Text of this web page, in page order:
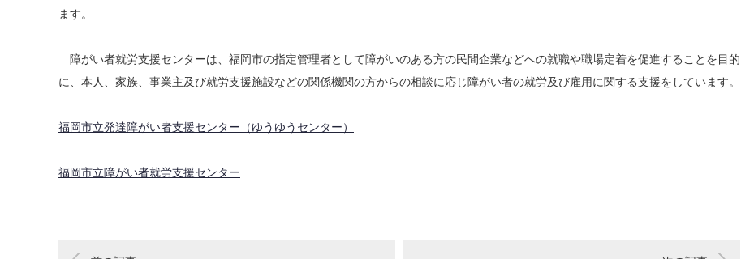
ます。
障がい者就労支援センターは、福岡市の指定管理者として障がいのある方の民間企業などへの就職や職場定着を促進することを目的
に、本人、家族、事業主及び就労支援施設などの関係機関の方からの相談に応じ障がい者の就労及び雇用に関する支援をしています。
福岡市立発達障がい者支援センター（ゆうゆうセンター）
福岡市立障がい者就労支援センター